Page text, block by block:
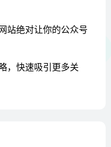
站绝对让你的公众号
，快速吸引更多关